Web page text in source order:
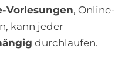
Vorlesungen, Online-
kann jeder
durchlaufen.